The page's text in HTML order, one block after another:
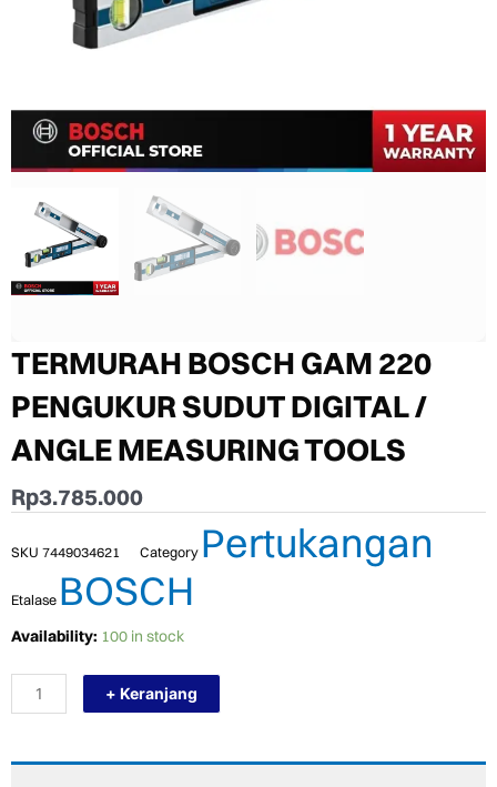
TERMURAH BOSCH GAM 220
PENGUKUR SUDUT DIGITAL /
ANGLE MEASURING TOOLS
Rp3.785.000
SKU 7449034621 Category Pertukangan
Etalase BOSCH
Availability: 100 in stock
TERMURAH
GAM
PENGUKUR
+ Keranjang